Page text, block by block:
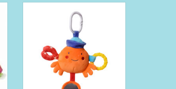
Kasper Krab
TOEVOEGEN AAN WINKELWAGEN